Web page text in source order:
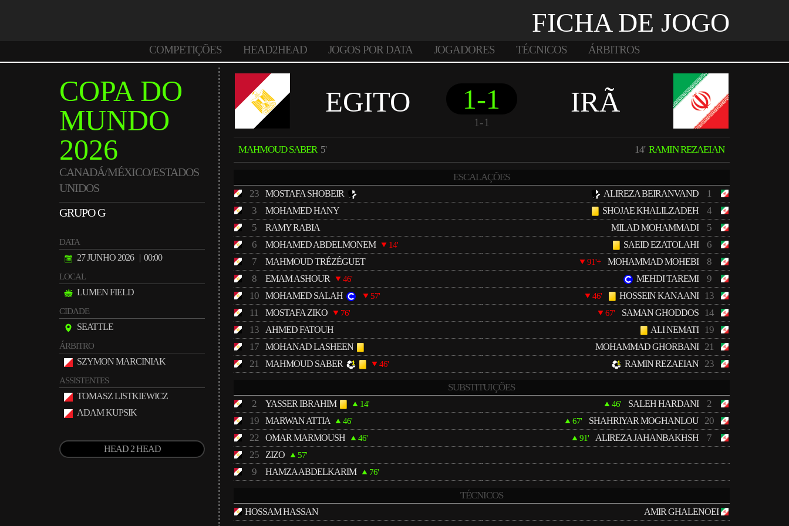
FICHA DE JOGO
COMPETIÇÕES HEAD2HEAD JOGOS POR DATA JOGADORES TÉCNICOS ÁRBITROS
COPA DO
MUNDO
2026
CANADÁ/MÉXICO/ESTADOS
UNIDOS
GRUPO G
DATA
27 JUNHO 2026 | 00:00
LOCAL
LUMEN FIELD
CIDADE
SEATTLE
ÁRBITRO
SZYMON MARCINIAK
ASSISTENTES
TOMASZ LISTKIEWICZ
ADAM KUPSIK
HEAD 2 HEAD
EGITO 1-1
1-1
IRÃ
MAHMOUD SABER 5' 14' RAMIN REZAEIAN
ESCALAÇÕES
23
MOSTAFA SHOBEIR
3 MOHAMED HANY
5 RAMY RABIA
6 MOHAMED ABDELMONEM 14'
7 MAHMOUD TRÉZÉGUET
8 EMAM ASHOUR 46'
10 MOHAMED SALAH 57'
11 MOSTAFA ZIKO 76'
13 AHMED FATOUH
17 MOHANAD LASHEEN
21 MAHMOUD SABER 46'
ALIREZA BEIRANVAND 1
SHOJAE KHALILZADEH 4
MILAD MOHAMMADI 5
SAEID EZATOLAHI 6
91'+ MOHAMMAD MOHEBI 8
MEHDI TAREMI 9
46' HOSSEIN KANAANI 13
67' SAMAN GHODDOS 14
ALI NEMATI 19
MOHAMMAD GHORBANI 21
RAMIN REZAEIAN 23
SUBSTITUIÇÕES
2
YASSER IBRAHIM 14'
19 MARWAN ATTIA 46'
22 OMAR MARMOUSH 46'
25 ZIZO 57'
9 HAMZA ABDELKARIM 76'
46' SALEH HARDANI 2
67' SHAHRIYAR MOGHANLOU 20
91' ALIREZA JAHANBAKHSH 7
TÉCNICOS
HOSSAM HASSAN AMIR GHALENOEI